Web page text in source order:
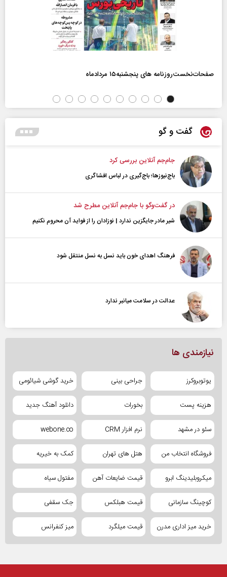
صفحات‌نخست‌روزنامه ها‌ی پنجشنبه‌۱۵ مردادماه
گفت و گو
جام‌جم آنلاین بررسی کرد
باج‌نیوزها؛ باج‌گیری در لباس افشاگری
در گفت‌و‌گو با جام‌جم آنلاین مطرح شد
شیر مادر جایگزین ندارد | نوزادان را از فواید آن محروم نکنیم
فرهنگ اهدای خون باید نسل به نسل منتقل شود
عدالت در سلامت میانبر ندارد
نیازمندی ها
یوتوبروکرز جراحی بینی خرید گوشی شیائومی
هزینه پست بخورات دانلود آهنگ جدید
سئو در مشهد نرم افزار CRM webone.co
فروشگاه انتخاب من هتل های تهران کمک به خیریه
میکروبلیدینگ ابرو قیمت ضایعات آهن مفتول سیاه
کوچینگ سازمانی قیمت هبلکس جک سقفی
خرید میز اداری مدرن قیمت میلگرد میز کنفرانس